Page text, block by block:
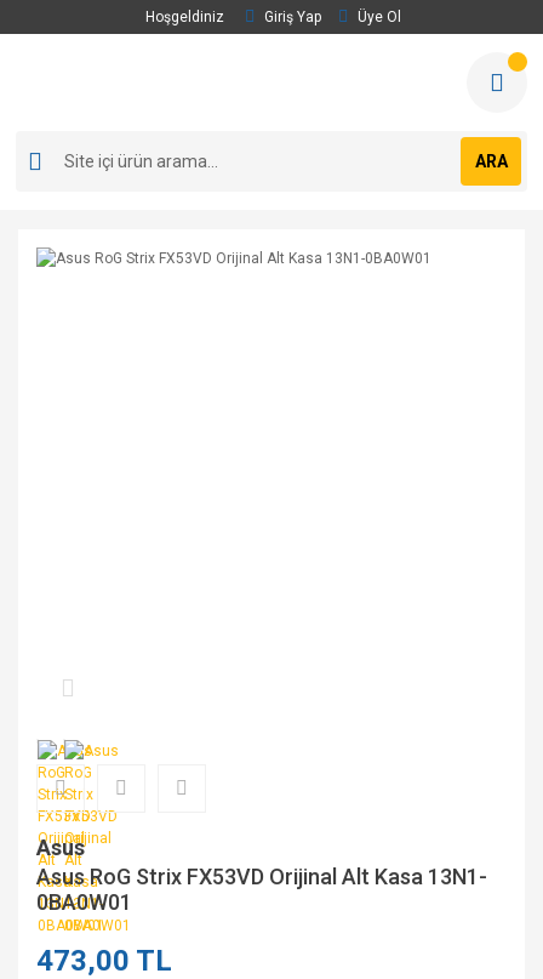
Hoşgeldiniz Giriş Yap Üye Ol
ARA
Asus
Asus RoG Strix FX53VD Orijinal Alt Kasa 13N1-
0BA0W01
473,00 TL